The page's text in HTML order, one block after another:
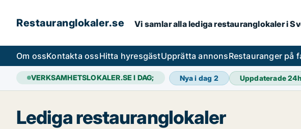
Restauranglokaler.se Vi samlar alla lediga restauranglokaler i
Om ossKontakta ossHitta hyresgästUpprätta annonsRestauranger på
VERKSAMHETSLOKALER.SE I DAG; Nya i dag 2 Uppdaterade
Lediga restauranglokaler